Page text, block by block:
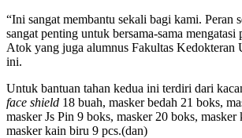
“Ini sangat membantu sekali bagi kami. Peran
sangat penting untuk bersama-sama
Atok yang juga alumnus Fakultas Kedokteran
ini.
Untuk bantuan tahan kedua ini terdiri dari
face shield 18 buah, masker bedah 21 boks,
masker Js Pin 9 boks, masker 20 boks,
masker kain biru 9 pcs.(dan)